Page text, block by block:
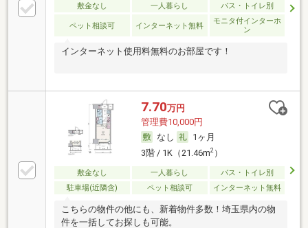
敷金なし 一人暮らし バス・トイレ別
ペット相談可 インターネット無料
モニタ付インターホ
ン
インターネット使用料無料のお部屋です！
7.70万円
管理費10,000円
なし
1ヶ月
3階 / 1K（21.46m2）
敷金なし 一人暮らし
バス・トイレ別
駐車場(近隣含)
ペット相談可 インターネット無料
こちらの物件の他にも、新着物件多数！埼玉県内の物
件を一括してお探しも可能。